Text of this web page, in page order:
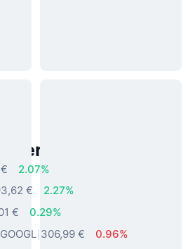
Vermögenswerte
2.07%
€
2.27%
€
0.29%
GOOGL 306,99 €
0.96%